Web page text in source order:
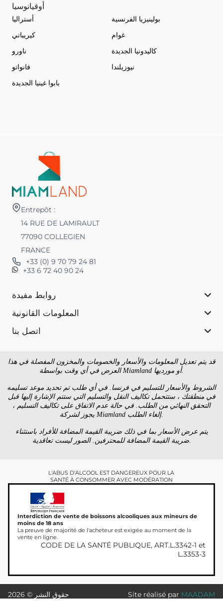
أوقيانوسيا
أستراليا
بولينيزيا الفرنسية
كيريباتي
غوام
ناورو
كاليدونيا الجديدة
فانواتو
نيوزيلندا
بابوا غينيا الجديدة
Entrepôt :
14 RUE DE LAMIRAULT
77090 COLLEGIEN
FRANCE
+33 (0) 9 70 79 24 81
+33 6 72 40 90 24
روابط مفيدة
المعلومات القانونية
اتصل بنا
قد يتم تعديل المعلومات والأسعار والخصومات والمخزون المفصلة في هذا
العرض في أي وقت بواسطة Miamland أو مورديها.
الشروط والأسعار للتسليم في فرنسا. في أي طلب تم تحديد موعد تسليمه
في منطقتك ، ستتحمل تكاليف النقل والتسليم التي ستتم الإشارة إليها قبل
التحقق النهائي من الطلب. في حالة عدم الاتفاق على تكاليف التسليم ،
يجوز لشركة Miamland إلغاء الطلب.
يتم عرض الأسعار بما في ذلك ضريبة القيمة المضافة للأفراد باستثناء
ضريبة القيمة المضافة للمحترفين. الصور ليست تعاقدية.
L'ABUS D'ALCOOL EST DANGEREUX POUR LA
SANTÉ À CONSOMMER AVEC MODÉRATION
Interdiction de vente de boissons alcooliques aux mineurs de
moins de 18 ans
La preuve de majorité de l'acheteur est exigée au moment de la
vente en ligne.
CODE DE LA SANTÉ PUBLIQUE, ART.L.3342-1 et
L.3353-3
حقوق النشر © 2026
Site réalisé par MAADAM